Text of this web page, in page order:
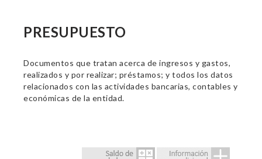
PRESUPUESTO
Documentos que tratan acerca de ingresos y gastos,
realizados y por realizar; préstamos; y todos los datos
relacionados con las actividades bancarias, contables y
económicas de la entidad.